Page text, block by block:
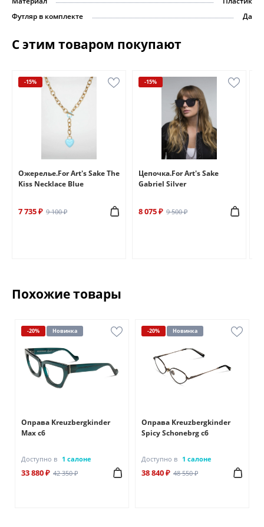
Футляр в комплекте
Да
С этим товаром покупают
-15%
Ожерелье.For Art's Sake The
Kiss Necklace Blue
7 735 ₽ 9 100 ₽
-15%
Цепочка.For Art's Sake
Gabriel Silver
8 075 ₽ 9 500 ₽
Похожие товары
-20% Новинка
Оправа Kreuzbergkinder
Max c6
Доступно в 1 салоне
33 880 ₽ 42 350 ₽
-20% Новинка
Оправа Kreuzbergkinder
Spicy Schonebrg c6
Доступно в 1 салоне
38 840 ₽ 48 550 ₽